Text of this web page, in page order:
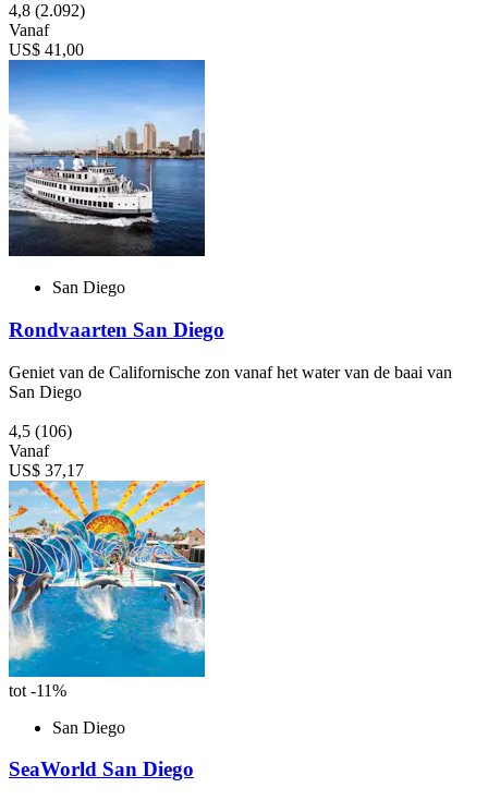
4,8 (2.092)
Vanaf
US$ 41,00
San Diego
Rondvaarten San Diego
Geniet van de Californische zon vanaf het water van de baai van
San Diego
4,5 (106)
Vanaf
US$ 37,17
tot -11%
San Diego
SeaWorld San Diego